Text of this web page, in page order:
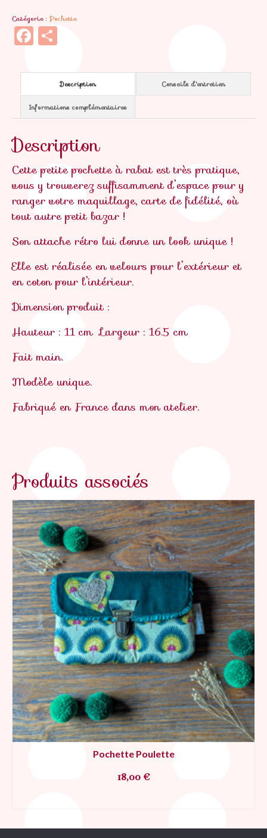
Catégorie : Pochette
Facebook
Description Conseils d'entretien
Informations complémentaires
Description
Cette petite pochette à rabat est très pratique,
vous y trouverez suffisamment d’espace pour y
ranger votre maquillage, carte de fidélité, où
tout autre petit bazar !
Son attache rétro lui donne un look unique !
Elle est réalisée en velours pour l’extérieur et
en coton pour l’intérieur.
Dimension produit :
Hauteur : 11 cm Largeur : 16.5 cm
Fait main.
Modèle unique.
Fabriqué en France dans mon atelier.
Produits associés
Pochette Poulette
18,00 €